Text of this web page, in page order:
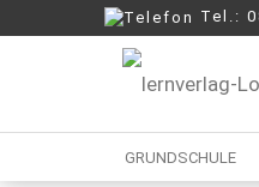
Tel.:
GRUNDSCHULE